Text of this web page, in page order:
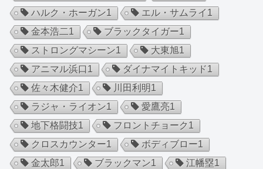
ハルク・ホーガン1 エル・サムライ 1
金本浩二1 ブラックタイガー1
ストロングマシーン1 大東旭1
アニマル浜口 1 ダイナマイトキッド1
佐々木健介1 川田利明1
ラジャ・ライオン1 愛鷹亮1
地下格闘技1 フロントチョーク1
クロスカウンター1 ボディブロー1
金太郎1 ブラックマン1 江幡塁1